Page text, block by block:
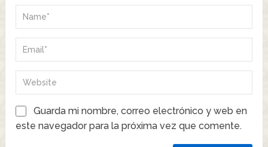
Guarda mi nombre, correo electrónico y web en
este navegador para la próxima vez que comente.